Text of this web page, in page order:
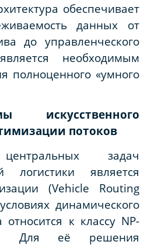
обеспечивает
данных от
до управленческого
необходимым
полноценного «умного
искусственного
потоков
задач
логистики является
(Vehicle Routing
динамического
относится к классу NP-
Для её решения